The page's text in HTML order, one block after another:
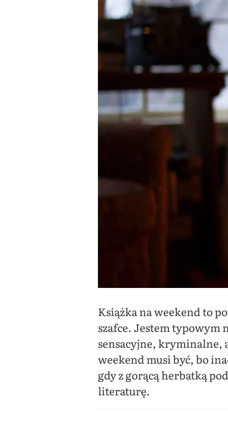
Książka na weekend to
szafce. Jestem typowym
sensacyjne, kryminalne,
weekend musi być, bo
gdy z gorącą herbatką
literaturę.